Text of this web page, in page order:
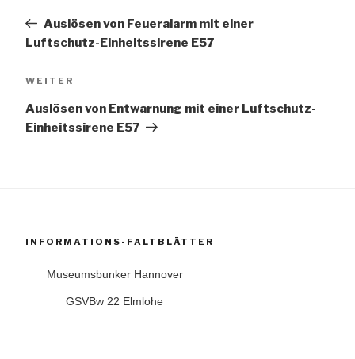
Auslösen von Feueralarm mit einer
Luftschutz-Einheitssirene E57
Nächster
WEITER
Auslösen von Entwarnung mit einer Luftschutz-
Einheitssirene E57
INFORMATIONS-FALTBLÄTTER
Museumsbunker Hannover
GSVBw 22 Elmlohe